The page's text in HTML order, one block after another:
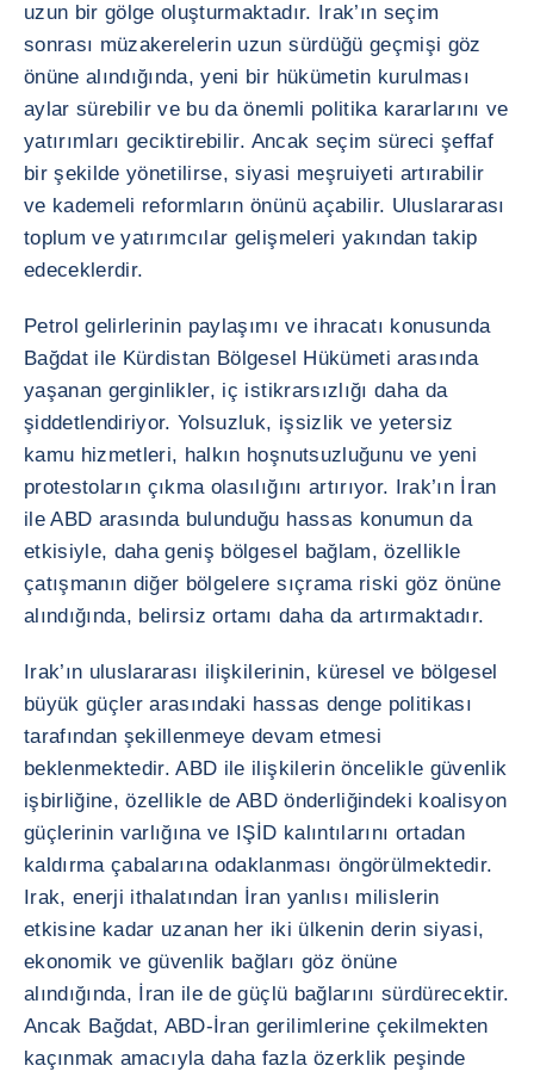
uzun bir gölge oluşturmaktadır. Irak’ın seçim
sonrası müzakerelerin uzun sürdüğü geçmişi göz
önüne alındığında, yeni bir hükümetin kurulması
aylar sürebilir ve bu da önemli politika kararlarını ve
yatırımları geciktirebilir. Ancak seçim süreci şeffaf
bir şekilde yönetilirse, siyasi meşruiyeti artırabilir
ve kademeli reformların önünü açabilir. Uluslararası
toplum ve yatırımcılar gelişmeleri yakından takip
edeceklerdir.
Petrol gelirlerinin paylaşımı ve ihracatı konusunda
Bağdat ile Kürdistan Bölgesel Hükümeti arasında
yaşanan gerginlikler, iç istikrarsızlığı daha da
şiddetlendiriyor. Yolsuzluk, işsizlik ve yetersiz
kamu hizmetleri, halkın hoşnutsuzluğunu ve yeni
protestoların çıkma olasılığını artırıyor. Irak’ın İran
ile ABD arasında bulunduğu hassas konumun da
etkisiyle, daha geniş bölgesel bağlam, özellikle
çatışmanın diğer bölgelere sıçrama riski göz önüne
alındığında, belirsiz ortamı daha da artırmaktadır.
Irak’ın uluslararası ilişkilerinin, küresel ve bölgesel
büyük güçler arasındaki hassas denge politikası
tarafından şekillenmeye devam etmesi
beklenmektedir. ABD ile ilişkilerin öncelikle güvenlik
işbirliğine, özellikle de ABD önderliğindeki koalisyon
güçlerinin varlığına ve IŞİD kalıntılarını ortadan
kaldırma çabalarına odaklanması öngörülmektedir.
Irak, enerji ithalatından İran yanlısı milislerin
etkisine kadar uzanan her iki ülkenin derin siyasi,
ekonomik ve güvenlik bağları göz önüne
alındığında, İran ile de güçlü bağlarını sürdürecektir.
Ancak Bağdat, ABD-İran gerilimlerine çekilmekten
kaçınmak amacıyla daha fazla özerklik peşinde